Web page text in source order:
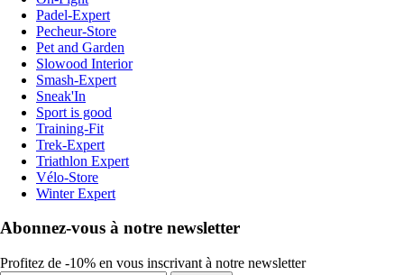
Padel-Expert
Pecheur-Store
Pet and Garden
Slowood Interior
Smash-Expert
Sneak'In
Sport is good
Training-Fit
Trek-Expert
Triathlon Expert
Vélo-Store
Winter Expert
Abonnez-vous à notre newsletter
Profitez de -10% en vous inscrivant à notre newsletter